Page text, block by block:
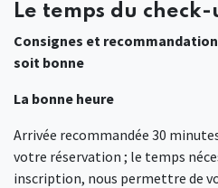
Le temps du check-
Consignes et
soit bonne
La bonne heure
Arrivée recommandée 30
votre réservation ; le temps
inscription, nous permettre de